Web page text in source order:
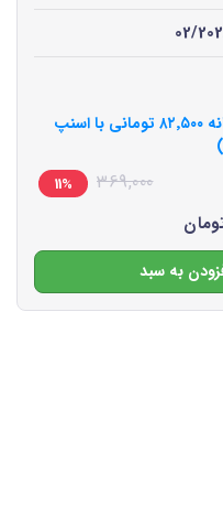
02/
۸۲٬۵۰۰ تومانی با اسنپ
369,000
11%
به سبد